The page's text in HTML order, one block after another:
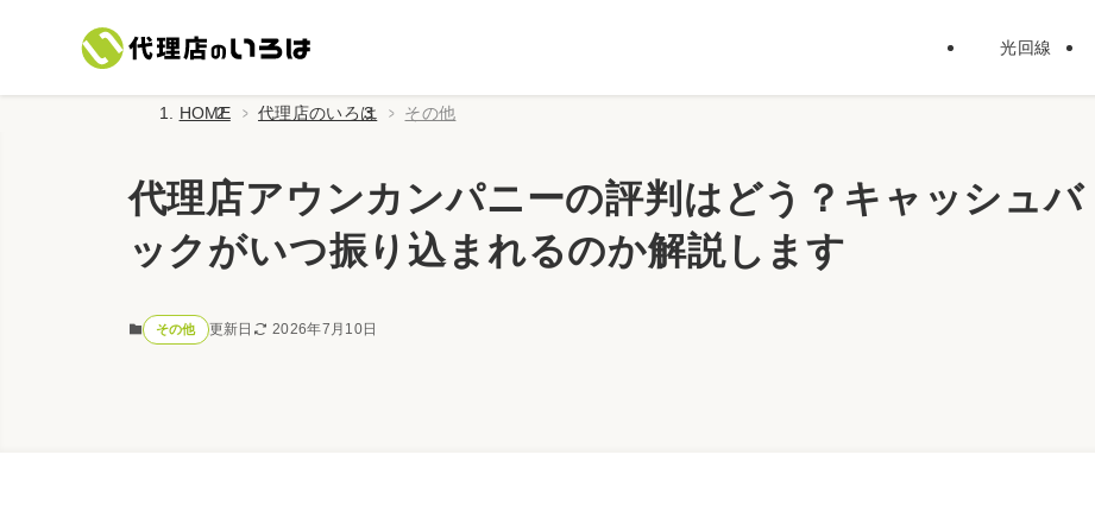
光回線
HOME 代理店のいろは その他
代理店アウンカンパニーの評判はどう？キャッシュバ
ックがいつ振り込まれるのか解説します
その他 更新日 2026年7月10日